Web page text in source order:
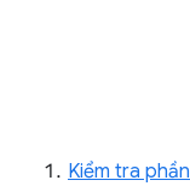
Kiểm tra